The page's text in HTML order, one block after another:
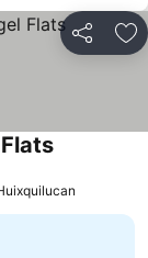
Partilhar
Ver preços